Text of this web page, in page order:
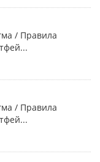
/ Правила
/ Правила